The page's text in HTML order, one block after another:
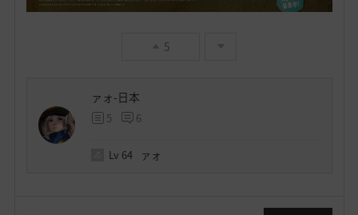
5
ァォ-日本
5 6
Lv 64 ァォ